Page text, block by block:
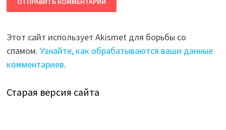
Этот сайт использует Akismet для борьбы со
спамом.Узнайте, как обрабатываются ваши данные
комментариев.
Старая версия сайта